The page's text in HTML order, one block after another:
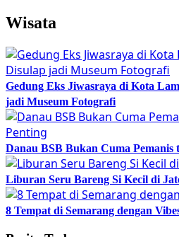
Wisata
Gedung Eks Jiwasraya di Kota
jadi Museum Fotografi
Danau BSB Bukan Cuma Pemanis
Liburan Seru Bareng Si Kecil di
8 Tempat di Semarang dengan